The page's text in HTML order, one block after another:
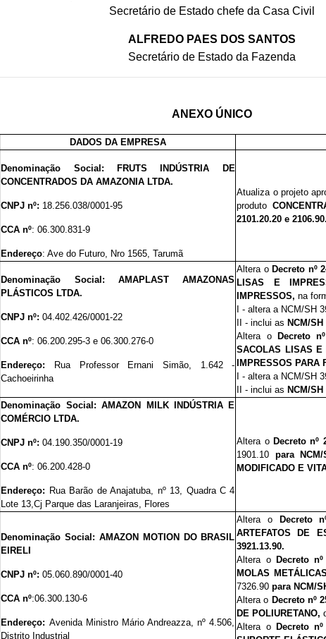
Secretário de Estado chefe da Casa Civil
ALFREDO PAES DOS SANTOS
Secretário de Estado da Fazenda
ANEXO ÚNICO
DADOS DA EMPRESA
Denominação Social:
FRUTS INDÚSTRIA DE
CONCENTRADOS DA AMAZONIA LTDA.
CNPJ nº: 18.256.038/0001-95
CCA nº:06.300.831-9
Endereço: Ave do Futuro, Nro 1565, Tarumã
Atualiza o projeto
produto
2101.20.20 e
Denominação Social:AMAPLAST AMAZONAS
PLÁSTICOS LTDA.
CNPJ nº:04.402.426/0001-22
CCA nº: 06.200.295-3 e 06.300.276-0
Endereço:
Rua Professor Ernani Simão, 1.642 -
Cachoeirinha
Altera o Decreto nº
LISAS E
IMPRESSOS,na
I - altera a NCM/SH
II - inclui as NCM/
Altera o
Decreto
SACOLAS LISAS
IMPRESSOS
I - altera a NCM/SH
II - inclui as NCM/
Denominação Social: AMAZON MILK INDÚSTRIA E
COMÉRCIO LTDA.
CNPJ nº:04.190.350/0001-19
CCA nº: 06.200.428-0
Endereço: Rua Barão de Anajatuba, nº 13, Quadra C 4
Lote 13,Cj Parque das Laranjeiras, Flores
Altera o Decreto nº
1901.10 para NCM/
MODIFICADO E
Denominação Social: AMAZON MOTION DO BRASIL
EIRELI
CNPJ nº:05.060.890/0001-40
CCA nº:06.300.130-6
Endereço: Avenida Ministro Mário Andreazza, nº 4.506,
Distrito Industrial
Altera o Decreto
ARTEFATOS DE
3921.13.90.
Altera o Decreto
MOLAS
7326.90para NCM/
Altera o Decreto nº
DE POLIURETANO,
Altera o Decreto